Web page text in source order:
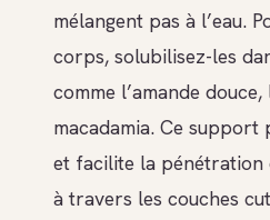
mélangent pas à l’eau.
corps, solubilisez-les
comme l’amande
macadamia. Ce support
et facilite la pénétration
à travers les couches